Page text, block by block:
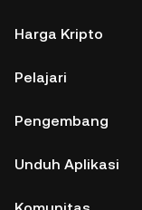
Harga Kripto
Pelajari
Pengembang
Unduh Aplikasi